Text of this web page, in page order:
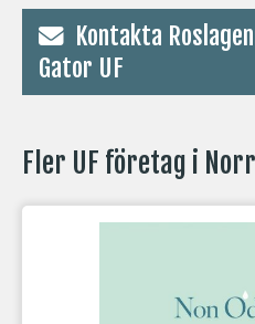
Kontakta
Gator UF
Fler UF företag i